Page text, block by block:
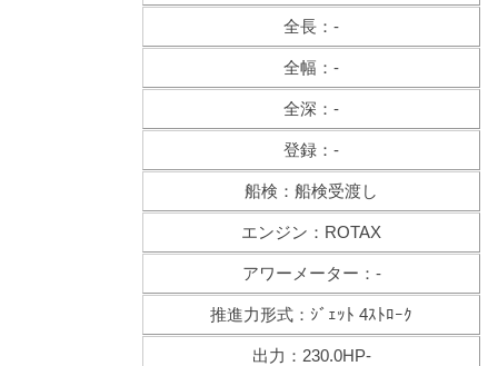
全長：-
全幅：-
全深：-
登録：-
船検：船検受渡し
エンジン：ROTAX
アワーメーター：-
推進力形式：ｼﾞｪｯﾄ 4ｽﾄﾛｰｸ
出力：230.0HP-